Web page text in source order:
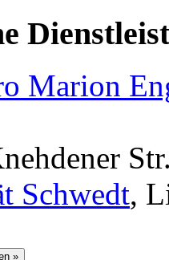
Marion
Schwedt,